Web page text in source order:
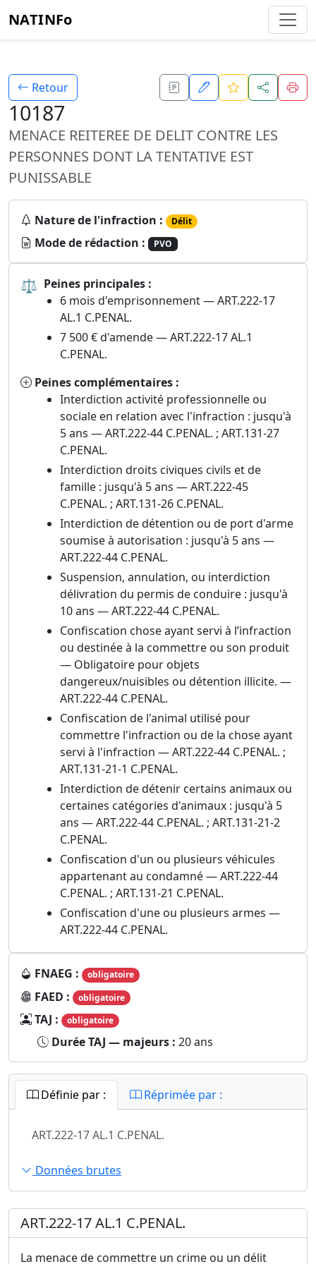
NATINFo
Retour
10187
MENACE REITEREE DE DELIT CONTRE LES
PERSONNES DONT LA TENTATIVE EST
PUNISSABLE
Nature de l'infraction : Délit
Mode de rédaction : PVO
⚖ Peines principales :
6 mois d'emprisonnement — ART.222-17
AL.1 C.PENAL.
7 500 € d'amende — ART.222-17 AL.1
C.PENAL.
Peines complémentaires :
Interdiction activité professionnelle ou
sociale en relation avec l'infraction : jusqu'à
5 ans — ART.222-44 C.PENAL. ; ART.131-27
C.PENAL.
Interdiction droits civiques civils et de
famille : jusqu'à 5 ans — ART.222-45
C.PENAL. ; ART.131-26 C.PENAL.
Interdiction de détention ou de port d'arme
soumise à autorisation : jusqu'à 5 ans —
ART.222-44 C.PENAL.
Suspension, annulation, ou interdiction
délivration du permis de conduire : jusqu'à
10 ans — ART.222-44 C.PENAL.
Confiscation chose ayant servi à l’infraction
ou destinée à la commettre ou son produit
— Obligatoire pour objets
dangereux/nuisibles ou détention illicite. —
ART.222-44 C.PENAL.
Confiscation de l'animal utilisé pour
commettre l'infraction ou de la chose ayant
servi à l'infraction — ART.222-44 C.PENAL. ;
ART.131-21-1 C.PENAL.
Interdiction de détenir certains animaux ou
certaines catégories d'animaux : jusqu'à 5
ans — ART.222-44 C.PENAL. ; ART.131-21-2
C.PENAL.
Confiscation d'un ou plusieurs véhicules
appartenant au condamné — ART.222-44
C.PENAL. ; ART.131-21 C.PENAL.
Confiscation d'une ou plusieurs armes —
ART.222-44 C.PENAL.
FNAEG : obligatoire
FAED : obligatoire
TAJ : obligatoire
Durée TAJ — majeurs : 20 ans
Définie par : Réprimée par :
ART.222-17 AL.1 C.PENAL.
Données brutes
ART.222-17 AL.1 C.PENAL.
La menace de commettre un crime ou un délit